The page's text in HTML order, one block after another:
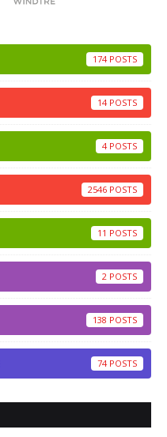
174
14
4
2546
11
2
138
74